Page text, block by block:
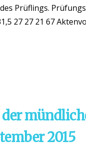
Prüflings.
27 27 21 67
2015